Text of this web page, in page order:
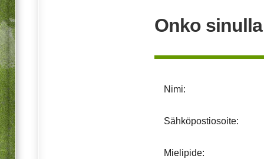
Onko
Nimi:
Sähköpostiosoite:
Mielipide: